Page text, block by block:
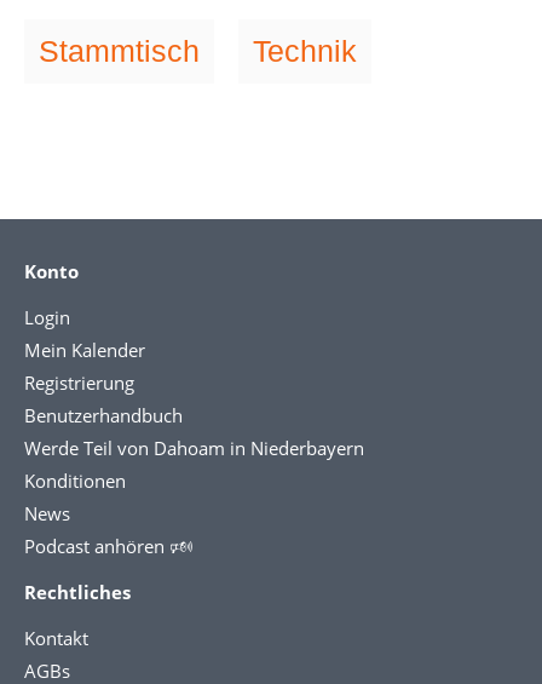
Stammtisch Technik
Konto
Login
Mein Kalender
Registrierung
Benutzerhandbuch
Werde Teil von Dahoam in Niederbayern
Konditionen
News
Podcast anhören 🕬
Rechtliches
Kontakt
AGBs